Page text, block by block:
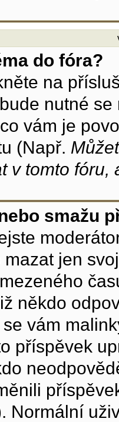
do fóra?
na
nutné
vám je
(Např.
v tomto fóru,
smažu
jen
někdo
vám
příspěvek
Normální